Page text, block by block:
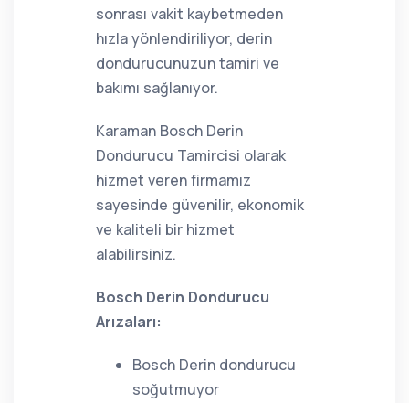
sonrası vakit kaybetmeden
hızla yönlendiriliyor, derin
dondurucunuzun tamiri ve
bakımı sağlanıyor.
Karaman Bosch Derin
Dondurucu Tamircisi olarak
hizmet veren firmamız
sayesinde güvenilir, ekonomik
ve kaliteli bir hizmet
alabilirsiniz.
Bosch Derin Dondurucu
Arızaları:
Bosch Derin dondurucu
soğutmuyor